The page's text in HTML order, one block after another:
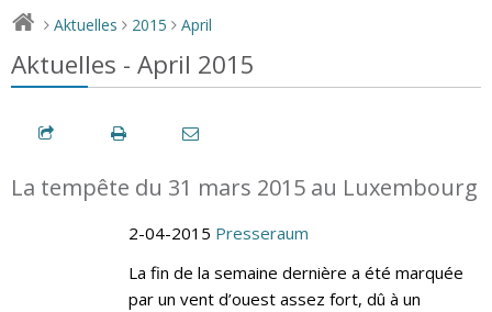
> Aktuelles > 2015 > April
Aktuelles - April 2015
La tempête du 31 mars 2015 au Luxembourg
2-04-2015 Presseraum
La fin de la semaine dernière a été marquée
par un vent d’ouest assez fort, dû à un